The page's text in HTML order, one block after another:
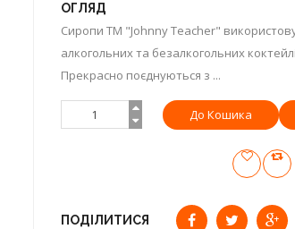
ОГЛЯД
Сиропи ТМ "Johnny Teacher"
алкогольних та безалкогольних
Прекрасно поєднуються з ...
ПОДІЛИТИСЯ